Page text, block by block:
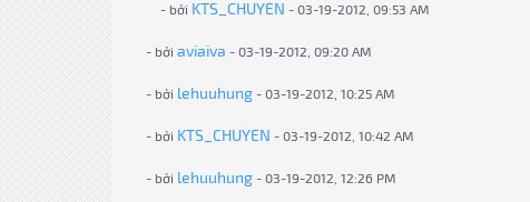
- bởi KTS_CHUYEN - 03-19-2012, 09:53 AM
- bởi aviaiva - 03-19-2012, 09:20 AM
- bởi lehuuhung- 03-19-2012, 10:25 AM
- bởi KTS_CHUYEN - 03-19-2012, 10:42 AM
- bởi lehuuhung- 03-19-2012, 12:26 PM